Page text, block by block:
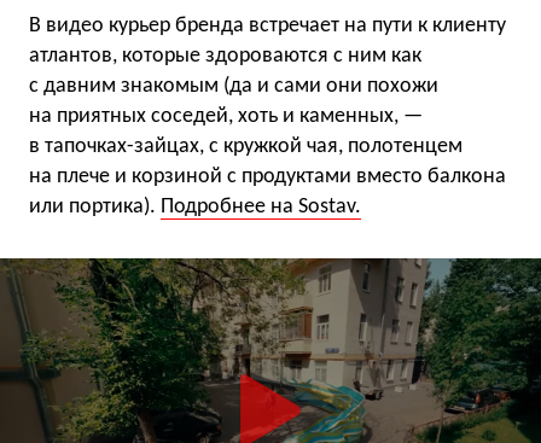
В видео курьер бренда встречает на пути к клиенту
атлантов, которые здороваются с ним как
с давним знакомым (да и сами они похожи
на приятных соседей, хоть и каменных, —
в тапочках-зайцах, с кружкой чая, полотенцем
на плече и корзиной с продуктами вместо балкона
или портика). Подробнее на Sostav.